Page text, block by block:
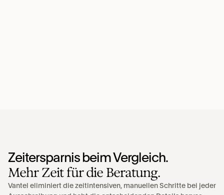
Vantel eliminiert die zeitintensiven, manuellen Schritte bei jeder
Zeitersparnis beim Vergleich.
Mehr Zeit für die Beratung.